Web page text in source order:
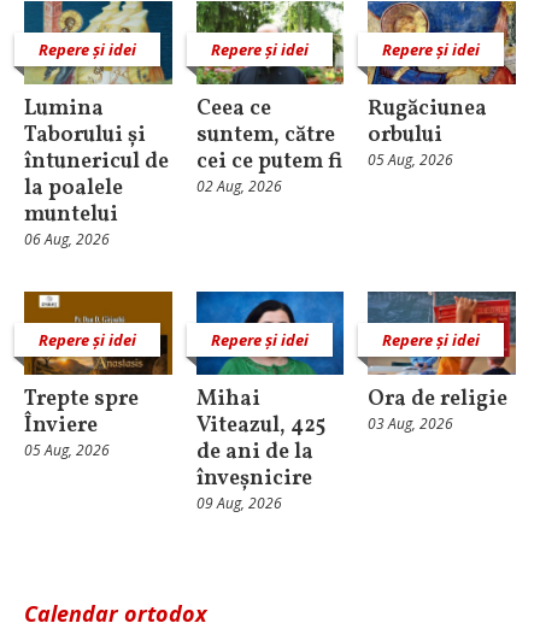
Repere și idei
Lumina
Taborului și
întunericul de
la poalele
muntelui
06 Aug, 2026
Repere și idei
Ceea ce
suntem, către
cei ce putem fi
02 Aug, 2026
Repere și idei
Rugăciunea
orbului
05 Aug, 2026
Repere și idei
Trepte spre
Înviere
05 Aug, 2026
Repere și idei
Mihai
Viteazul, 425
de ani de la
înveșnicire
09 Aug, 2026
Repere și idei
Ora de religie
03 Aug, 2026
Calendar ortodox